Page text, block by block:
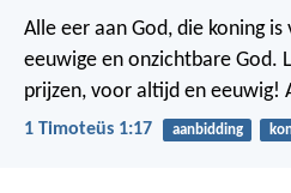
Alle eer aan God, die koning
eeuwige en onzichtbare God.
prijzen, voor altijd en eeuwig!
1 Timoteüs 1:17 aanbidding